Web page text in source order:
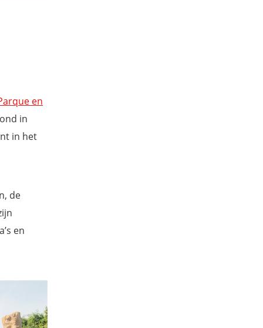
en
in
in het
de
en